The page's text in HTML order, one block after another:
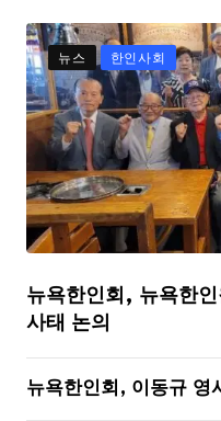
뉴스 한인사회
뉴욕한인회, 뉴욕한
사태 논의
뉴욕한인회, 이동규 영